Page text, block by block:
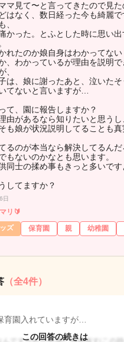
マ見て〜と言ってきたので見
はなく、数日経った今も綺麗で
、
かった。とふとした時に思い
れたのか娘自身はわかってな
、わかっているが理由を説明
、
は、娘に謝ったあと、泣いたそ
てないと言いますが…
て、園に報告しますか？
由があるなら知りたいと思うし
も娘が状況説明してることも
るのが本当なら解決してるん
もないのかなとも思います。
同士の揉め事もきっと多いです
してますか？
日
リ🔰
ズ
保育園 親 幼稚園
（全4件）
育園入れていますが…
この回答の続きは